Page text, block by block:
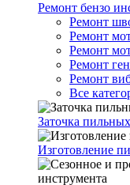
Ремонт бензо
Ремонт
Ремонт
Ремонт
Ремонт
Ремонт
Все
Заточка
Изготовление